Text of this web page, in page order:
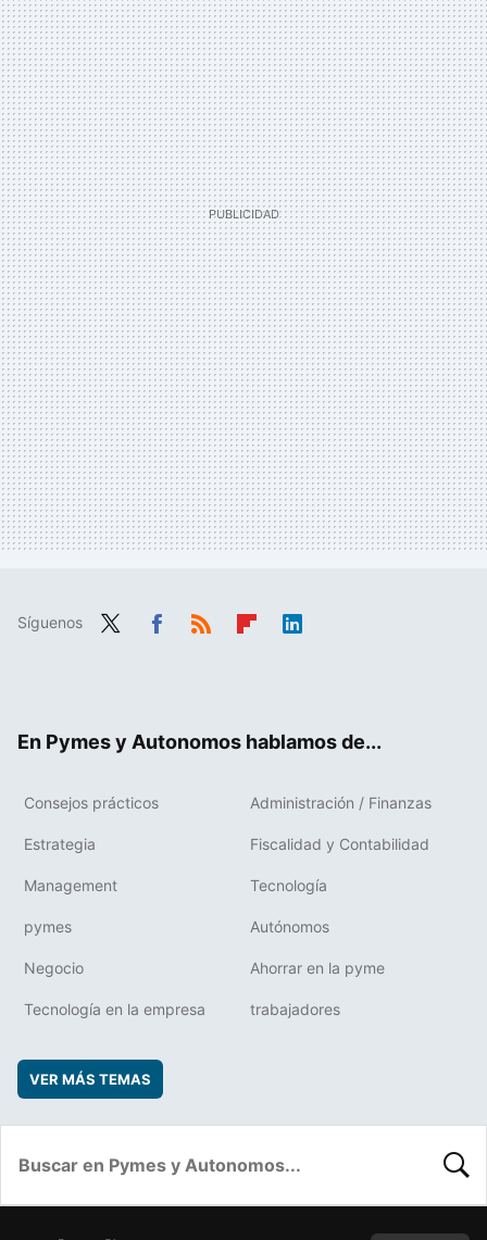
Síguenos
En Pymes y Autonomos hablamos de...
Consejos prácticos Administración / Finanzas
Estrategia Fiscalidad y Contabilidad
Management Tecnología
pymes Autónomos
Negocio Ahorrar en la pyme
Tecnología en la empresa trabajadores
VER MÁS TEMAS